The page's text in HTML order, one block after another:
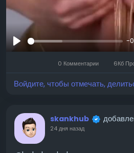
Воспроизвести
-
0 Комментарии 6Кб
Войдите, чтобы отмечать,
skankhub
24 дня назад